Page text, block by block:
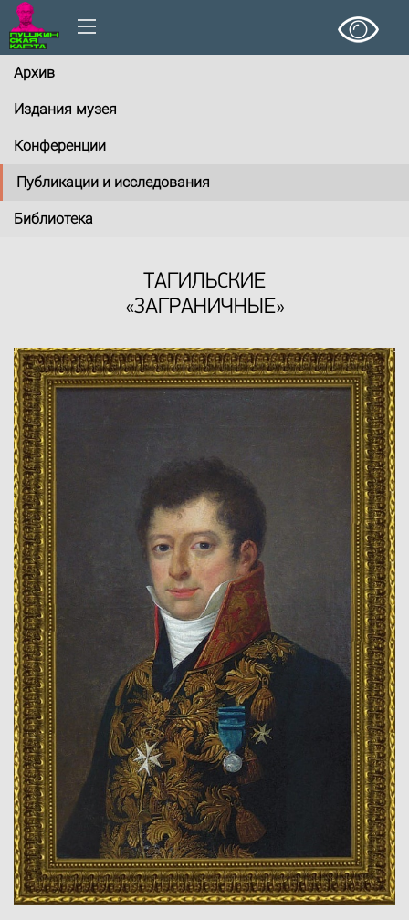
Архив
Издания музея
Конференции
Публикации и исследования
Библиотека
ТАГИЛЬСКИЕ
«ЗАГРАНИЧНЫЕ»